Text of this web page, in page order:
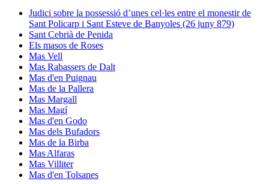
Judici sobre la possessió d’unes cel·les entre el monestir de
Sant Policarp i Sant Esteve de Banyoles (26 juny 879)
Sant Cebrià de Penida
Els masos de Roses
Mas Vell
Mas Rabassers de Dalt
Mas d'en Puignau
Mas de la Pallera
Mas Margall
Mas Magí
Mas d'en Godo
Mas dels Bufadors
Mas de la Birba
Mas Alfaras
Mas Villiter
Mas d'en Tolsanes